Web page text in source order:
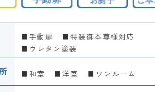
手動扉
特装御本尊様対応
ウレタン塗装
和室 洋室 ワンルーム